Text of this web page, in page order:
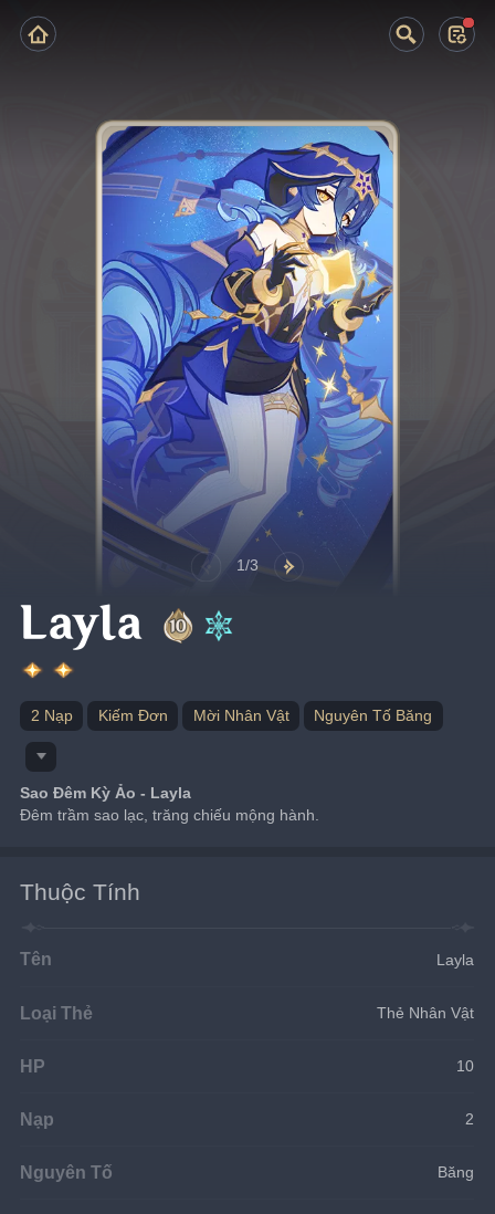
1/3
Layla
2 Nạp Kiếm Đơn Mời Nhân Vật Nguyên Tố Băng
Sao Đêm Kỳ Ảo - Layla
Đêm trầm sao lạc, trăng chiếu mộng hành.
Thuộc Tính
Tên Layla
Loại Thẻ Thẻ Nhân Vật
HP 10
Nạp 2
Nguyên Tố Băng